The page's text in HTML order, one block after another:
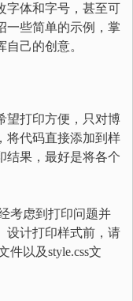
字体和字号，甚至可
一些简单的示例，掌
己的创意。
望打印方便，只对博
将代码直接添加到样
结果，最好是将各个
考虑到打印问题并
设计打印样式前，请
件以及style.css文